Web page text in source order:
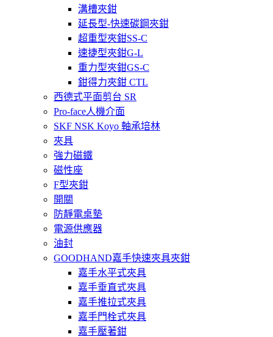
溝槽夾鉗
延長型-快速碳鋼夾鉗
超重型夾鉗SS-C
速捷型夾鉗G-L
重力型夾鉗GS-C
鉗得力夾鉗 CTL
西德式平面剪台 SR
Pro-face人機介面
SKF NSK Koyo 軸承培林
夾具
強力磁鐵
磁性座
F型夾鉗
開關
防靜電桌墊
電源供應器
油封
GOODHAND嘉手快速夾具夾鉗
嘉手水平式夾具
嘉手垂直式夾具
嘉手推拉式夾具
嘉手門栓式夾具
嘉手壓著鉗